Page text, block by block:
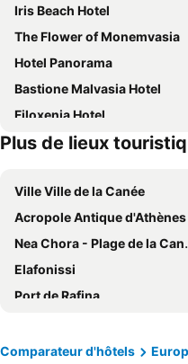
Iris Beach Hotel
The Flower of Monemvasia
Hotel Panorama
Bastione Malvasia Hotel
Filoxenia Hotel
Byzantino Boutique Hotel
Limira Mare Hotel
Malvasia Traditional Hotel
Kinsterna Hotel
Petrino Guesthouse
Goulas Traditional Guesthouse
Lakonia Bay Apartments
Plus de lieux
Ville Ville de la Canée
Acropole Antique d'Athènes
Nea Chora - Plage de la Canée
Elafonissi
Port de Rafina
Koukaki
Comparateur d'hôtels